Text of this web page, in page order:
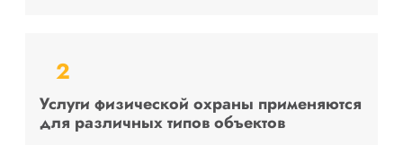
2
Услуги физической охраны применяются
для различных типов объектов